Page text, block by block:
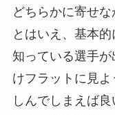
どちらかに寄せ
とはいえ、基本
知っている選手
けフラットに見
しんでしまえば